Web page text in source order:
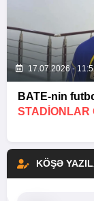
17.07.2026 -
BATE-nin
STADIONLAR
KÖŞƏ